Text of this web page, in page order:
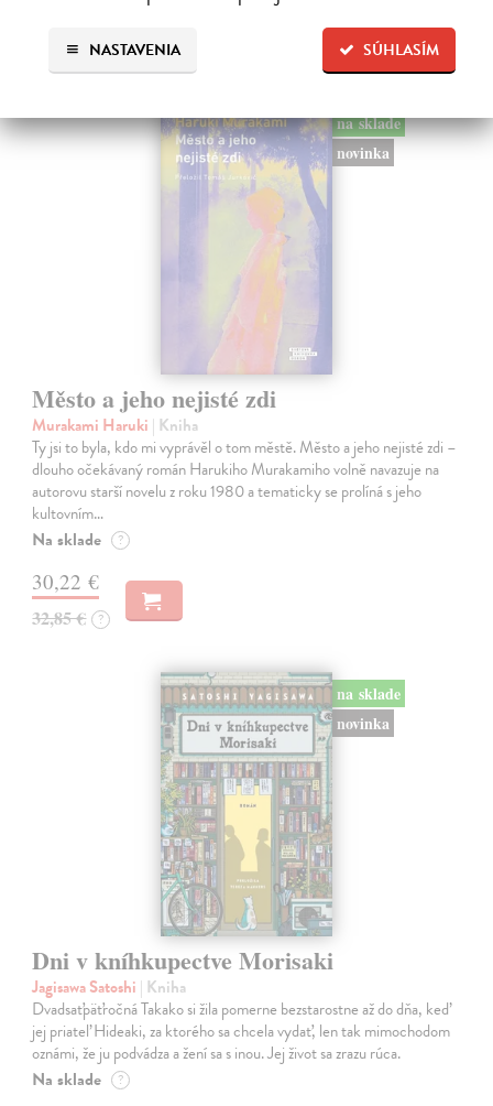
SÚHLASÍM
NASTAVENIA
Ďalšie z kategórie svetová
beletria
na sklade
novinka
Město a jeho nejisté zdi
Murakami Haruki | Kniha
Ty jsi to byla, kdo mi vyprávěl o tom městě. Město a jeho nejisté zdi –
dlouho očekávaný román Harukiho Murakamiho volně navazuje na
autorovu starší novelu z roku 1980 a tematicky se prolíná s jeho
kultovním…
Na sklade ?
30,22 €
32,85 € ?
na sklade
novinka
Dni v kníhkupectve Morisaki
Jagisawa Satoshi | Kniha
Dvadsaťpäťročná Takako si žila pomerne bezstarostne až do dňa, keď
jej priateľ Hideaki, za ktorého sa chcela vydať, len tak mimochodom
oznámi, že ju podvádza a žení sa s inou. Jej život sa zrazu rúca.
Na sklade ?